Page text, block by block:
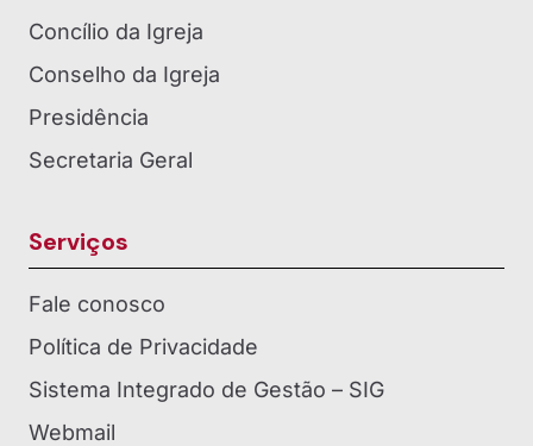
Concílio da Igreja
Conselho da Igreja
Presidência
Secretaria Geral
Serviços
Fale conosco
Política de Privacidade
Sistema Integrado de Gestão – SIG
Webmail